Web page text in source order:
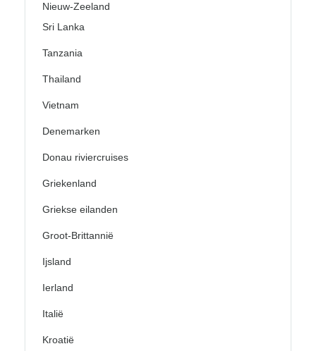
Nieuw-Zeeland
Sri Lanka
Tanzania
Thailand
Vietnam
Denemarken
Donau riviercruises
Griekenland
Griekse eilanden
Groot-Brittannië
Ijsland
Ierland
Italië
Kroatië